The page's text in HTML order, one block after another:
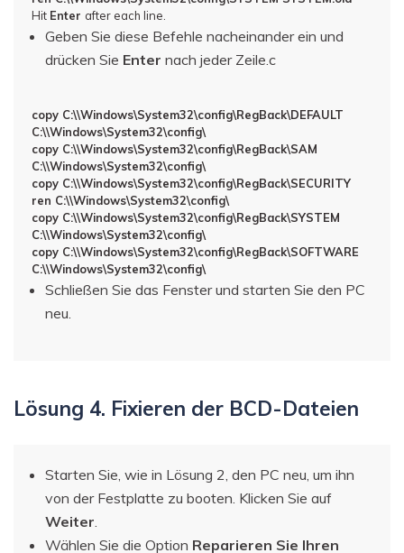
Hit Enter after each line.
Geben Sie diese Befehle nacheinander ein und
drücken Sie Enter nach jeder Zeile.c
copy C:\\Windows\System32\config\RegBack\DEFAULT
C:\\Windows\System32\config\
copy C:\\Windows\System32\config\RegBack\SAM
C:\\Windows\System32\config\
copy C:\\Windows\System32\config\RegBack\SECURITY
ren C:\\Windows\System32\config\
copy C:\\Windows\System32\config\RegBack\SYSTEM
C:\\Windows\System32\config\
copy C:\\Windows\System32\config\RegBack\SOFTWARE
C:\\Windows\System32\config\
Schließen Sie das Fenster und starten Sie den PC
neu.
Lösung 4. Fixieren der BCD-Dateien
Starten Sie, wie in Lösung 2, den PC neu, um ihn
von der Festplatte zu booten. Klicken Sie auf
Weiter
Wählen Sie die Option Reparieren Sie Ihren